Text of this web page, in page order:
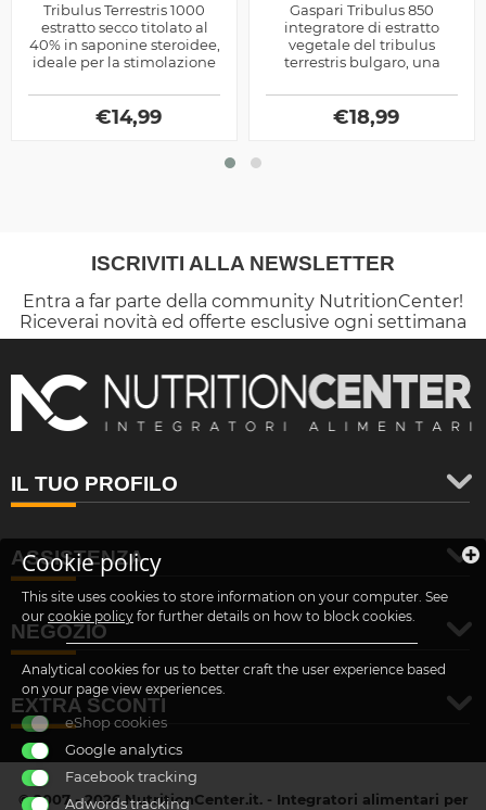
Tribulus Terrestris 1000
estratto secco titolato al
40% in saponine steroidee,
ideale per la stimolazione
endogeno
€14,99
Gaspari Tribulus 850
integratore di estratto
vegetale del tribulus
terrestris bulgaro, una
ottenere il massimo della
spinta...
€18,99
ISCRIVITI ALLA NEWSLETTER
Entra a far parte della community NutritionCenter!
Riceverai novità ed offerte esclusive ogni settimana
IL TUO PROFILO
ASSISTENZA
NEGOZIO
EXTRA SCONTI
© 2007 - 2026 NutritionCenter.it. - Integratori alimentari per
Cookie policy
This site uses cookies to store information on your computer. See
our cookie policy for further details on how to block cookies.
Analytical cookies for us to better craft the user experience based
on your page view experiences.
eShop cookies
Google analytics
Facebook tracking
Adwords tracking